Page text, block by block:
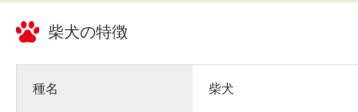
柴犬の特徴
種名 柴犬